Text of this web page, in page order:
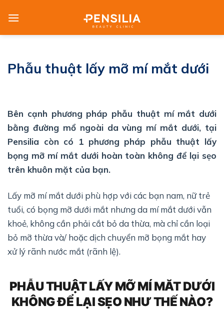
Phẫu thuật lấy mỡ mí mắt dưới
Bên cạnh phương pháp phẫu thuật mí mắt dưới
bằng đường mổ ngoài da vùng mí mắt dưới, tại
Pensilia còn có 1 phương pháp phẫu thuật lấy
bọng mỡ mí mắt dưới hoàn toàn không để lại sẹo
trên khuôn mặt của bạn.
Lấy mỡ mí mắt dưới phù hợp với các bạn nam, nữ trẻ
tuổi, có bọng mỡ dưới mắt nhưng da mí mắt dưới vẫn
khoẻ, không cần phải cắt bỏ da thừa, mà chỉ cần loại
bỏ mỡ thừa và/ hoặc dịch chuyển mỡ bọng mắt hay
xử lý rãnh nước mắt (rãnh lệ).
PHẪU THUẬT LẤY MỠ MÍ MĂT DƯỚI
KHÔNG ĐỂ LẠI SẸO NHƯ THẾ NÀO?